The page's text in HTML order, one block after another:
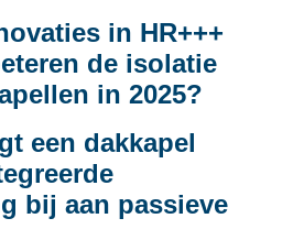
in HR+++
de isolatie
in 2025?
een dakkapel
bij aan passieve